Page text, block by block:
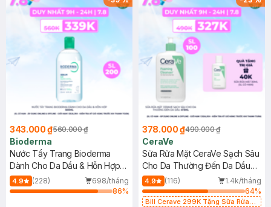
343.000 ₫560.000 ₫
Bioderma
Nước Tẩy Trang Bioderma
Dành Cho Da Dầu & Hỗn Hợp
500ml
4.9 (228)
698/tháng
86%
378.000 ₫490.000 ₫
CeraVe
Sữa Rửa Mặt CeraVe Sạch Sâu
Cho Da Thường Đến Da Dầu
473ml
4.9 (116)
1.4k/tháng
64%
Bill Cerave 299K Tặng Sữa Rửa